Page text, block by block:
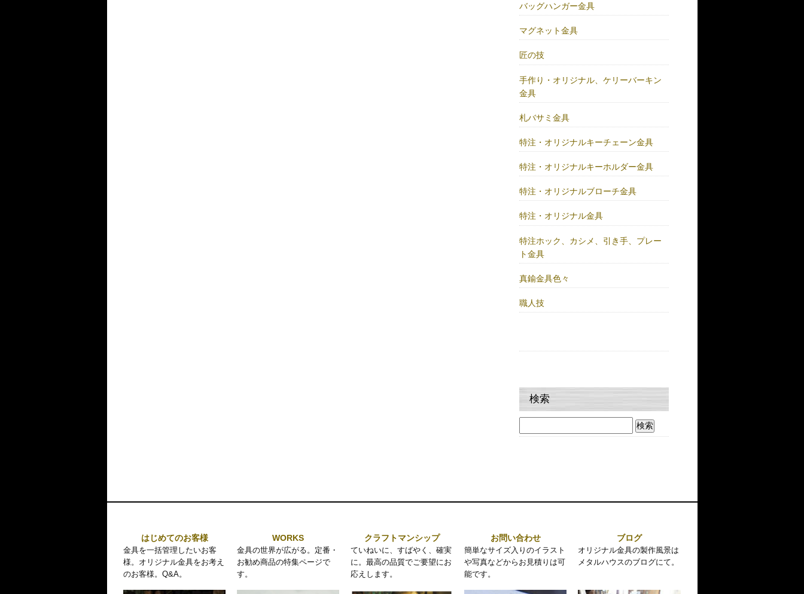
バッグハンガー金具
マグネット金具
匠の技
手作り・オリジナル、ケリーバーキン
金具
札バサミ金具
特注・オリジナルキーチェーン金具
特注・オリジナルキーホルダー金具
特注・オリジナルブローチ金具
特注・オリジナル金具
特注ホック、カシメ、引き手、プレー
ト金具
真鍮金具色々
職人技
検索
索:
はじめてのお客様
金具を一括管理したいお客
様。オリジナル金具をお考え
のお客様。Q&A。
WORKS
金具の世界が広がる。定番・
お勧め商品の特集ページで
す。
クラフトマンシップ
ていねいに、すばやく、確実
に。最高の品質でご要望にお
応えします。
お問い合わせ
簡単なサイズ入りのイラスト
や写真などからお見積りは可
能です。
ブログ
オリジナル金具の製作風景は
メタルハウスのブログにて。